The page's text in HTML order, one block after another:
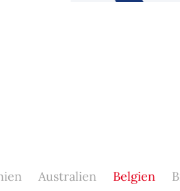
Australien Belgien